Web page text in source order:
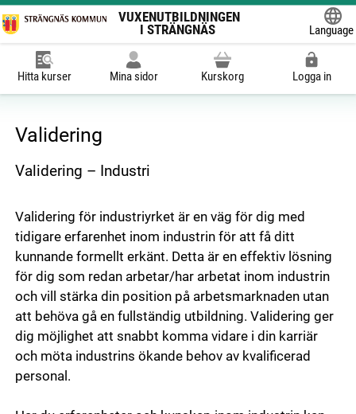
VUXENUTBILDNINGEN
I STRÄNGNÄS
Language
Hitta kurser Mina sidor Kurskorg Logga in
Validering
Validering – Industri
Validering för industriyrket är en väg för dig med
tidigare erfarenhet inom industrin för att få ditt
kunnande formellt erkänt. Detta är en effektiv lösning
för dig som redan arbetar/har arbetat inom industrin
och vill stärka din position på arbetsmarknaden utan
att behöva gå en fullständig utbildning. Validering ger
dig möjlighet att snabbt komma vidare i din karriär
och möta industrins ökande behov av kvalificerad
personal.